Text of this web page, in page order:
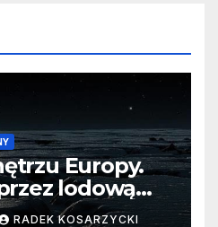
Europy.
lodową
RADEK KOSARZYCKI